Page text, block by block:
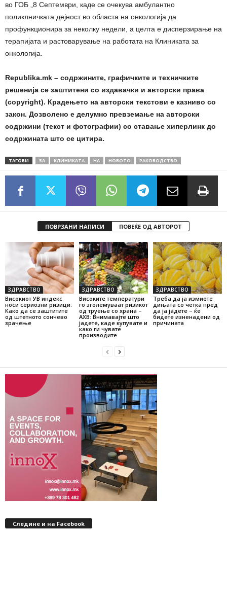
во ГОБ „8 Септември, каде се очекува амбулантно
поликлничката дејност во областа на онкологија да
профункционира за неколку недели, а целта е дисперзирање на
терапијата и растоварување на работата на Клиниката за
онкологија.
Republika.mk – содржините, графичките и техничките
решенија се заштитени со издавачки и авторски права
(copyright). Крадењето на авторски текстови е казниво со
закон. Дозволено е делумно превземање на авторски
содржини (текст и фотографии) со ставање хиперлинк до
содржината што се цитира.
ТАГОВИ ЗА КЛИНИКАТА НА НОВОТО РАКОВОДСТВО
ПОВРЗАНИ НАПИСИ ПОВЕЌЕ ОД АВТОРОТ
ЗДРАВСТВО
Високиот УВ индекс
носи сериозни ризици:
Како да се заштитите
од штетното сончево
зрачење
ЗДРАВСТВО
Високите температури
го зголемуваат ризикот
од труење со храна –
АХВ: Внимавајте што
јадете, каде купувате и
како ги чувате
производите
ЗДРАВСТВО
Треба да ја измиете
дињата со четка пред
да ја јадете – ќе
бидете изненадени од
причината
Следине и на Facebook